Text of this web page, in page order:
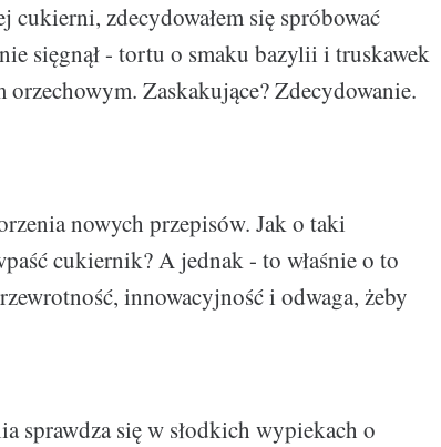
zdecydowałem się spróbować
sięgnął - tortu o smaku bazylii i truskawek
orzechowym. Zaskakujące? Zdecydowanie.
nowych przepisów. Jak o taki
cukiernik? A jednak - to właśnie o to
innowacyjność i odwaga, żeby
sprawdza się w słodkich wypiekach o